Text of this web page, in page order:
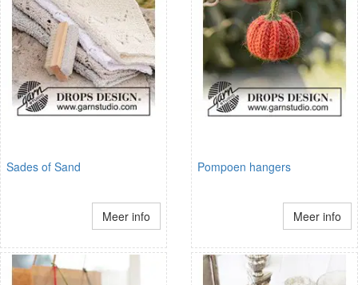
Sades of Sand
Meer info
Pompoen hangers
Meer info